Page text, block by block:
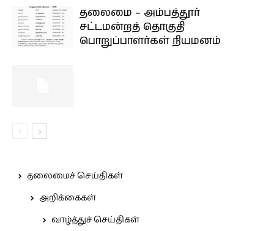
தலைமை – அம்பத்தூர்
சட்டமன்றத் தொகுதி
பொறுப்பாளர்கள் நியமனம்
தலைமைச் செய்திகள்
அறிக்கைகள்
வாழ்த்துச் செய்திகள்